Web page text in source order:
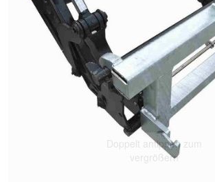
Doppelt antippen zum
vergrößern